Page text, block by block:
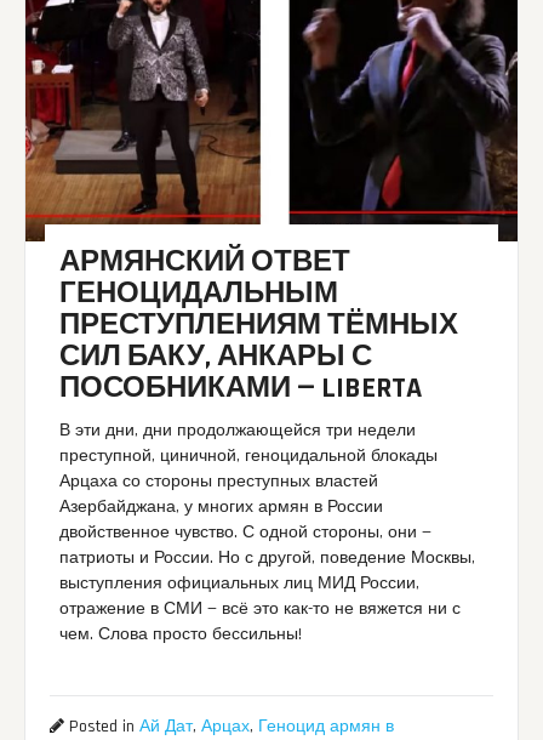
АРМЯНСКИЙ ОТВЕТ
ГЕНОЦИДАЛЬНЫМ
ПРЕСТУПЛЕНИЯМ ТЁМНЫХ
СИЛ БАКУ, АНКАРЫ С
ПОСОБНИКАМИ — LIBERTA
В эти дни, дни продолжающейся три недели
преступной, циничной, геноцидальной блокады
Арцаха со стороны преступных властей
Азербайджана, у многих армян в России
двойственное чувство. С одной стороны, они —
патриоты и России. Но с другой, поведение Москвы,
выступления официальных лиц МИД России,
отражение в СМИ — всё это как-то не вяжется ни с
чем. Слова просто бессильны!
Posted inАй Дат,Арцах, Геноцид армян в